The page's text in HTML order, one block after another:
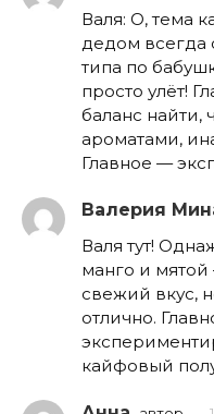
Валя: О, тема
дедом всегда
типа по
просто улёт!
баланс найти,
ароматами,
Главное —
Валерия
Валя тут!
манго и
свежий вкус,
отлично.
кайфовый